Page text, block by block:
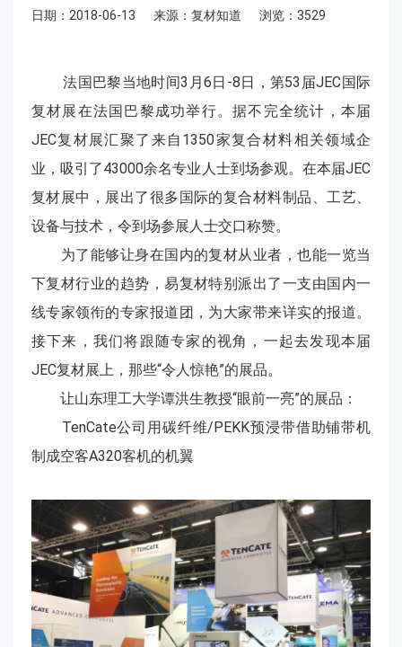
日期：2018-06-13 来源：复材知道 浏览：3529
法国巴黎当地时间3月6日-8日，第53届JEC国际
复材展在法国巴黎成功举行。据不完全统计，本届
JEC复材展汇聚了来自1350家复合材料相关领域企
业，吸引了43000余名专业人士到场参观。在本届JEC
复材展中，展出了很多国际的复合材料制品、工艺、
设备与技术，令到场参展人士交口称赞。
为了能够让身在国内的复材从业者，也能一览当
下复材行业的趋势，易复材特别派出了一支由国内一
线专家领衔的专家报道团，为大家带来详实的报道。
接下来，我们将跟随专家的视角，一起去发现本届
JEC复材展上，那些“令人惊艳”的展品。
让山东理工大学谭洪生教授“眼前一亮”的展品：
TenCate公司用碳纤维/PEKK预浸带借助铺带机
制成空客A320客机的机翼